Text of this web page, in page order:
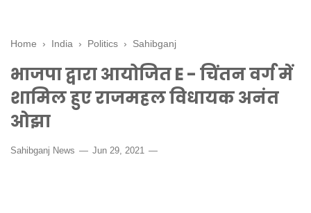
Home › India › Politics › Sahibganj
भाजपा द्वारा आयोजित E - चिंतन वर्ग में
शामिल हुए राजमहल विधायक अनंत
ओझा
Sahibganj News Jun 29, 2021